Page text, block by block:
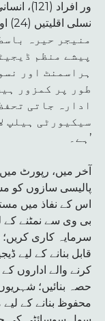
منیجر حیرہ
پیشے منظم
ہراسمنٹ اور
طور پر کمزور
ادارہ جاتی
سیکیورٹی ہیلپ
ہے۔’
آخر میں، رپورٹ
پالیسی سازوں کو
اس کے نفاذ میں
بی وی سے نمٹنے کے
سرمایہ کاری کریں؛
قابل بنانے کے لیے
کرنے والے اداروں
حصہ بنائیں؛
محفوظ بنانے کے لیے